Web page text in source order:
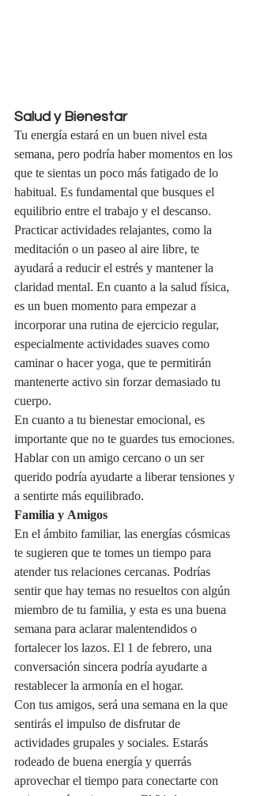
Salud y Bienestar
Tu energía estará en un buen nivel esta
semana, pero podría haber momentos en los
que te sientas un poco más fatigado de lo
habitual. Es fundamental que busques el
equilibrio entre el trabajo y el descanso.
Practicar actividades relajantes, como la
meditación o un paseo al aire libre, te
ayudará a reducir el estrés y mantener la
claridad mental. En cuanto a la salud física,
es un buen momento para empezar a
incorporar una rutina de ejercicio regular,
especialmente actividades suaves como
caminar o hacer yoga, que te permitirán
mantenerte activo sin forzar demasiado tu
cuerpo.
En cuanto a tu bienestar emocional, es
importante que no te guardes tus emociones.
Hablar con un amigo cercano o un ser
querido podría ayudarte a liberar tensiones y
a sentirte más equilibrado.
Familia y Amigos
En el ámbito familiar, las energías cósmicas
te sugieren que te tomes un tiempo para
atender tus relaciones cercanas. Podrías
sentir que hay temas no resueltos con algún
miembro de tu familia, y esta es una buena
semana para aclarar malentendidos o
fortalecer los lazos. El 1 de febrero, una
conversación sincera podría ayudarte a
restablecer la armonía en el hogar.
Con tus amigos, será una semana en la que
sentirás el impulso de disfrutar de
actividades grupales y sociales. Estarás
rodeado de buena energía y querrás
aprovechar el tiempo para conectarte con